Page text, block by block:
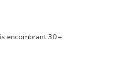
encombrant 30.–